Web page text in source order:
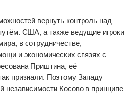
вернуть контроль над
США, а также ведущие игроки
в сотрудничестве,
и экономических связях с
Приштина, её
признали. Поэтому Западу
независимости Косово в принципе